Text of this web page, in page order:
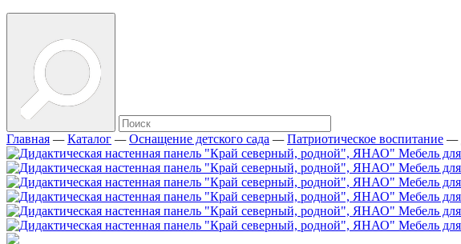
Главная —Каталог —Оснащение детского сада —Патриотическое воспитание —